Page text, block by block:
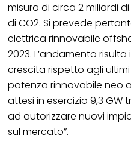
misura di circa 2 miliardi
di CO2. Si prevede
elettrica rinnovabile
2023. L’andamento
crescita rispetto agli
potenza rinnovabile neo
attesi in esercizio 9,3 GW
ad autorizzare nuovi
sul mercato”.